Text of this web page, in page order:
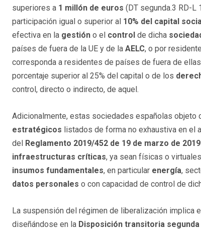
superiores a 1 millón de euros (DT segunda.3 RD-
participación igual o superior al 10% del capital
efectiva en la gestión o el control de dicha
países de fuera de la UE y de la AELC, o por
corresponda a residentes de países de fuera de
porcentaje superior al 25% del capital o de los
control, directo o indirecto, de aquel.
Adicionalmente, estas sociedades españolas
estratégicos listados de forma no exhaustiva en el
del
Reglamento 2019/452 de 19 de marzo de 2019
infraestructuras críticas, ya sean físicas o
insumos fundamentales, en particular energía,
datos personales o con capacidad de control de
La suspensión del régimen de liberalización implica
diseñándose en la Disposición transitoria segunda